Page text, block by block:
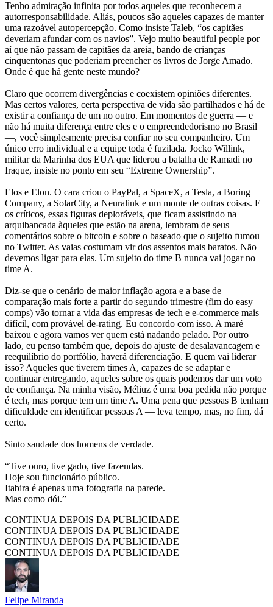
Tenho admiração infinita por todos aqueles que reconhecem a
autorresponsabilidade. Aliás, poucos são aqueles capazes de manter
uma razoável autopercepção. Como insiste Taleb, “os capitães
deveriam afundar com os navios”. Vejo muito beautiful people por
aí que não passam de capitães da areia, bando de crianças
cinquentonas que poderiam preencher os livros de Jorge Amado.
Onde é que há gente neste mundo?
Claro que ocorrem divergências e coexistem opiniões diferentes.
Mas certos valores, certa perspectiva de vida são partilhados e há de
existir a confiança de um no outro. Em momentos de guerra — e
não há muita diferença entre eles e o empreendedorismo no Brasil
—, você simplesmente precisa confiar no seu companheiro. Um
único erro individual e a equipe toda é fuzilada. Jocko Willink,
militar da Marinha dos EUA que liderou a batalha de Ramadi no
Iraque, insiste no ponto em seu “Extreme Ownership”.
Elos e Elon. O cara criou o PayPal, a SpaceX, a Tesla, a Boring
Company, a SolarCity, a Neuralink e um monte de outras coisas. E
os críticos, essas figuras deploráveis, que ficam assistindo na
arquibancada àqueles que estão na arena, lembram de seus
comentários sobre o bitcoin e sobre o baseado que o sujeito fumou
no Twitter. As vaias costumam vir dos assentos mais baratos. Não
devemos ligar para elas. Um sujeito do time B nunca vai jogar no
time A.
Diz-se que o cenário de maior inflação agora e a base de
comparação mais forte a partir do segundo trimestre (fim do easy
comps) vão tornar a vida das empresas de tech e e-commerce mais
difícil, com provável de-rating. Eu concordo com isso. A maré
baixou e agora vamos ver quem está nadando pelado. Por outro
lado, eu penso também que, depois do ajuste de desalavancagem e
reequilíbrio do portfólio, haverá diferenciação. E quem vai liderar
isso? Aqueles que tiverem times A, capazes de se adaptar e
continuar entregando, aqueles sobre os quais podemos dar um voto
de confiança. Na minha visão, Méliuz é uma boa pedida não porque
é tech, mas porque tem um time A. Uma pena que pessoas B tenham
dificuldade em identificar pessoas A — leva tempo, mas, no fim, dá
certo.
Sinto saudade dos homens de verdade.
“Tive ouro, tive gado, tive fazendas.
Hoje sou funcionário público.
Itabira é apenas uma fotografia na parede.
Mas como dói.”
CONTINUA DEPOIS DA PUBLICIDADE
CONTINUA DEPOIS DA PUBLICIDADE
CONTINUA DEPOIS DA PUBLICIDADE
CONTINUA DEPOIS DA PUBLICIDADE
Felipe Miranda